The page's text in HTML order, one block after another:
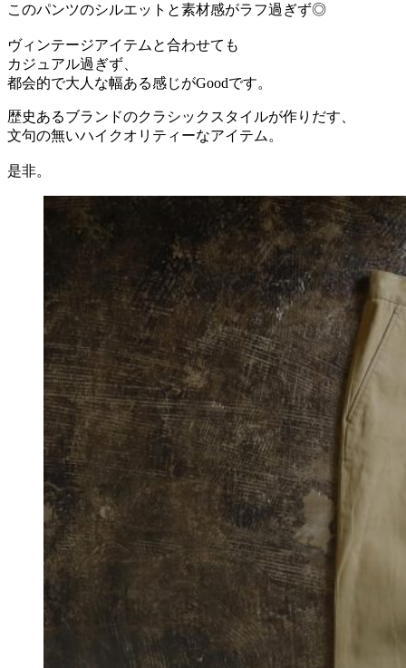
このパンツのシルエットと素材感がラフ過ぎず◎
ヴィンテージアイテムと合わせても
カジュアル過ぎず、
都会的で大人な幅ある感じがGoodです。
歴史あるブランドのクラシックスタイルが作りだす、
文句の無いハイクオリティーなアイテム。
是非。